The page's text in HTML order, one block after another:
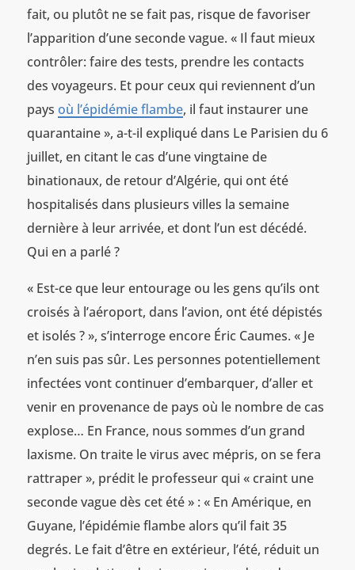
fait, ou plutôt ne se fait pas, risque de favoriser
l’apparition d’une seconde vague. « Il faut mieux
contrôler: faire des tests, prendre les contacts
des voyageurs. Et pour ceux qui reviennent d’un
pays où l’épidémie flambe, il faut instaurer une
quarantaine », a-t-il expliqué dans Le Parisien du 6
juillet, en citant le cas d’une vingtaine de
binationaux, de retour d’Algérie, qui ont été
hospitalisés dans plusieurs villes la semaine
dernière à leur arrivée, et dont l’un est décédé.
Qui en a parlé ?
« Est-ce que leur entourage ou les gens qu’ils ont
croisés à l’aéroport, dans l’avion, ont été dépistés
et isolés ? », s’interroge encore Éric Caumes. « Je
n’en suis pas sûr. Les personnes potentiellement
infectées vont continuer d’embarquer, d’aller et
venir en provenance de pays où le nombre de cas
explose… En France, nous sommes d’un grand
laxisme. On traite le virus avec mépris, on se fera
rattraper », prédit le professeur qui « craint une
seconde vague dès cet été » : « En Amérique, en
Guyane, l’épidémie flambe alors qu’il fait 35
degrés. Le fait d’être en extérieur, l’été, réduit un